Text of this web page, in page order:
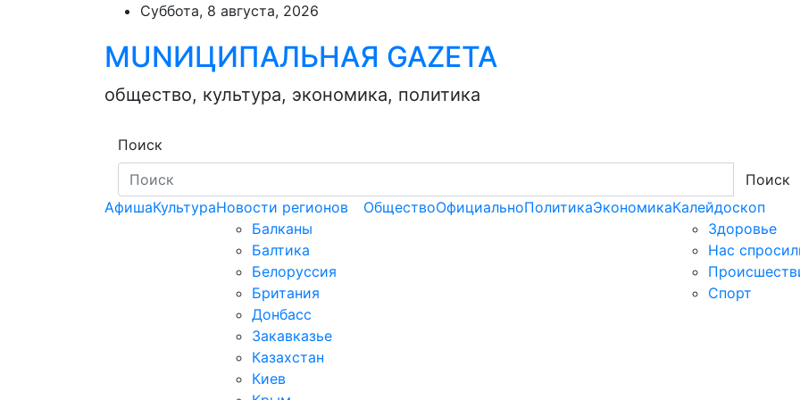
Суббота, 8 августа, 2026
MUNИЦИПАЛЬНАЯ GAZЕТА
общество, культура, экономика, политика
Поиск
Поиск
АфишаКультураНовости регионов
Балканы
Балтика
Белоруссия
Британия
Донбасс
Закавказье
Казахстан
Киев
ОбществоОфициальноПолитикаЭкономикаКалейдоскоп
Здоровье
Нас
Спорт